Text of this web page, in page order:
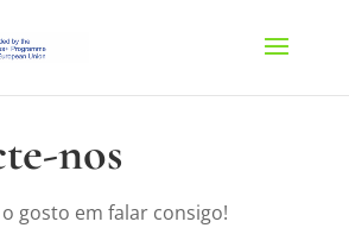
nos
gosto em falar consigo!